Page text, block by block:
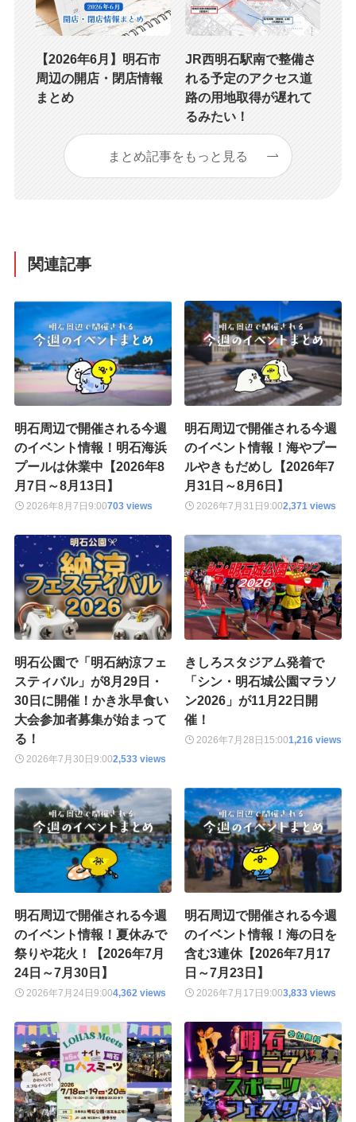
【2026年6月】明石市
周辺の開店・閉店情報
まとめ
JR西明石駅南で整備さ
れる予定のアクセス道
路の用地取得が遅れて
るみたい！
まとめ記事をもっと見る
関連記事
明石周辺で開催される今週
のイベント情報！明石海浜
プールは休業中【2026年8
月7日～8月13日】
2026年8月7日9:00703 views
明石周辺で開催される今週
のイベント情報！海やプー
ルやきもだめし【2026年7
月31日～8月6日】
2026年7月31日9:002,371 views
明石公園で「明石納涼フェ
スティバル」が8月29日・
30日に開催！かき氷早食い
大会参加者募集が始まって
る！
2026年7月30日9:002,533 views
きしろスタジアム発着で
「シン・明石城公園マラソ
ン2026」が11月22日開
催！
2026年7月28日 15:001,216 views
明石周辺で開催される今週
のイベント情報！夏休みで
祭りや花火！【2026年7月
24日～7月30日】
2026年7月24日9:004,362 views
明石周辺で開催される今週
のイベント情報！海の日を
含む3連休【2026年7月17
日～7月23日】
2026年7月17日9:003,833 views